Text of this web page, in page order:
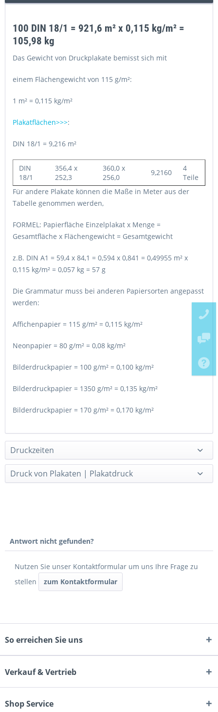
100 DIN 18/1 = 921,6 m² x 0,115 kg/m² =
105,98 kg
Das Gewicht von Druckplakate bemisst sich mit
einem Flächengewicht von 115 g/m²:
1 m² = 0,115 kg/m²
Plakatflächen>>>:
DIN 18/1 = 9,216 m²
DIN
18/1
356,4 x
252,3
360,0 x
256,0
9,2160
4
Teile
Für andere Plakate können die Maße in Meter aus der
Tabelle genommen werden,
FORMEL: Papierfläche Einzelplakat x Menge =
Gesamtfläche x Flächengewicht = Gesamtgewicht
z.B. DIN A1 = 59,4 x 84,1 = 0,594 x 0,841 = 0,49955 m² x
0,115 kg/m² = 0,057 kg = 57 g
Die Grammatur muss bei anderen Papiersorten angepasst
werden:
Affichenpapier = 115 g/m² = 0,115 kg/m²
Neonpapier = 80 g/m² = 0,08 kg/m²
Bilderdruckpapier = 100 g/m² = 0,100 kg/m²
Bilderdruckpapier = 1350 g/m² = 0,135 kg/m²
Bilderdruckpapier = 170 g/m² = 0,170 kg/m²
Druckzeiten
Druck von Plakaten | Plakatdruck
Antwort nicht gefunden?
Nutzen Sie unser Kontaktformular um uns Ihre Frage zu
stellen
zum Kontaktformular
So erreichen Sie uns
Verkauf & Vertrieb
Shop Service